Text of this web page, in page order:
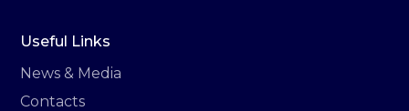
Useful Links
News & Media
Contacts